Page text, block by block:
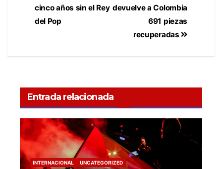
devuelve a Colombia
691 piezas
recuperadas
cinco años sin el Rey
del Pop
Entrada relacionada
INTERNACIONAL UNCATEGORIZED